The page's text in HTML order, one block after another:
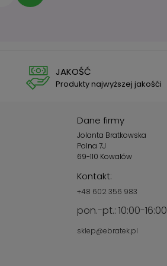
JAKOŚĆ
Produkty najwyższej jakośći
Dane firmy
Jolanta Bratkowska
Polna 7J
69-110 Kowalów
Kontakt:
+48 602 356 983
pon.-pt.: 10:00-16:00
sklep@ebratek.pl